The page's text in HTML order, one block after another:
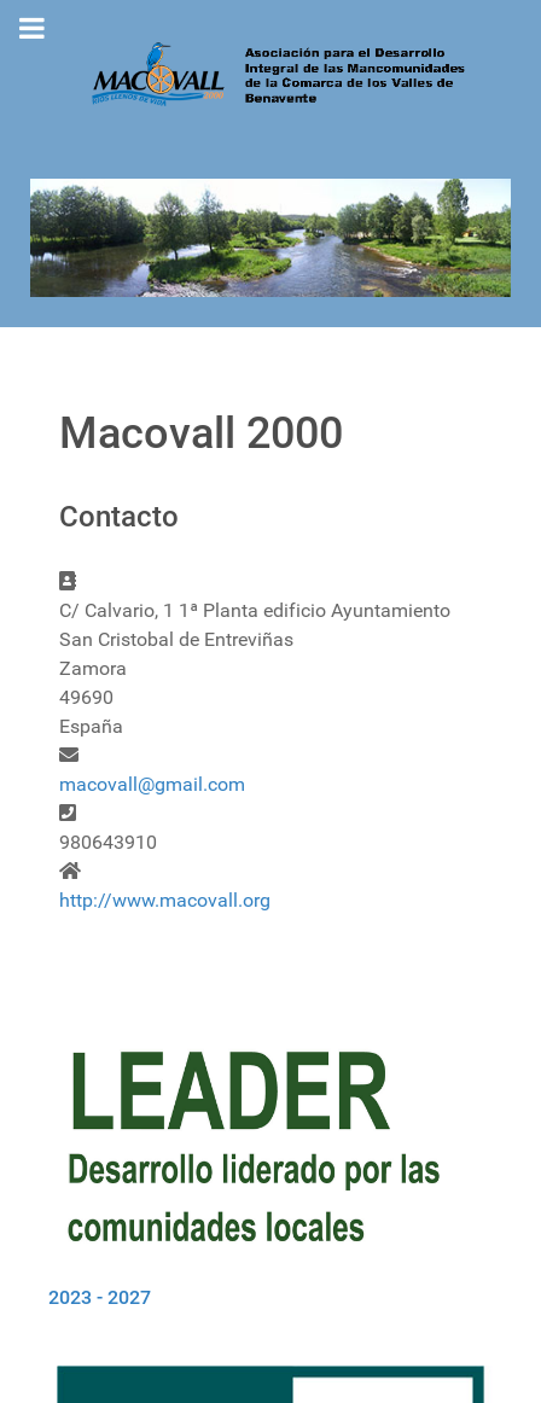
Macovall 2000
Contacto
Dirección
C/ Calvario, 1 1ª Planta edificio Ayuntamiento
San Cristobal de Entreviñas
Zamora
49690
España
Correo electrónico
macovall@gmail.com
Teléfono
980643910
Sitio web
http://www.macovall.org
2023 - 2027